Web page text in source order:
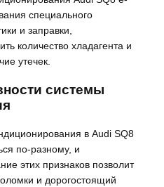
специального
и заправки,
количество хладагента и
утечек.
системы
в Audi SQ8
по-разному, и
этих признаков позволит
и дорогостоящий